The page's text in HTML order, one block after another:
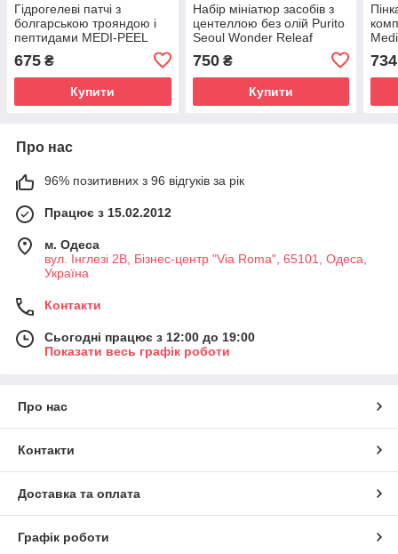
Гідрогелеві патчі з
болгарською трояндою і
пептидами MEDI-PEEL
Hyaluron Rose Peptide 9
Ampoule Eye Patch 60шт
675 ₴
Купити
Набір мініатюр засобів з
центеллою без олій Purito
Seoul Wonder Releaf
Centella Mini Kit Unscented
750₴
Купити
150
734
Про нас
96% позитивних з 96 відгуків за рік
Працює з 15.02.2012
м. Одеса
вул. Інглезі 2В, Бізнес-центр "Via Roma", 65101, Одеса,
Україна
Контакти
Сьогодні працює з 12:00 до 19:00
Показати весь графік роботи
Про нас
Контакти
Доставка та оплата
Графік роботи